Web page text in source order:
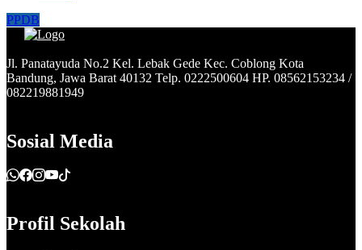
PPDB
Jl. Panatayuda No.2 Kel. Lebak Gede Kec. Coblong Kota
Bandung, Jawa Barat 40132 Telp. 0222500604 HP. 08562153234 /
082219881949
Sosial Media
Profil Sekolah